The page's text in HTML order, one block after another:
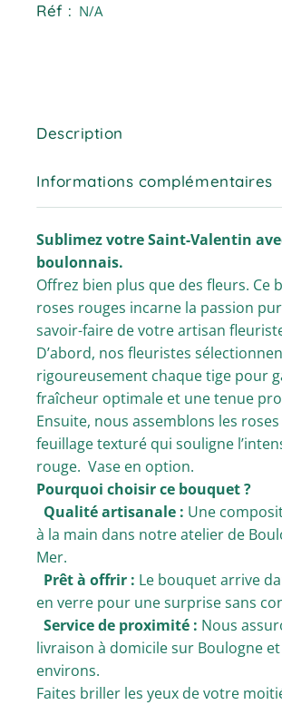
Réf : N/A
Description
Informations complémentaires
Sublimez votre Saint-Valentin
boulonnais.
Offrez bien plus que des fleurs. Ce
roses rouges incarne la passion
savoir-faire de votre artisan
D’abord, nos fleuristes
rigoureusement chaque tige pour
fraîcheur optimale et une tenue
Ensuite, nous assemblons les
feuillage texturé qui souligne
rouge. Vase en option.
Pourquoi choisir ce bouquet ?
Qualité artisanale : Une
à la main dans notre atelier de
Mer.
Prêt à offrir : Le bouquet arrive
en verre pour une surprise sans
Service de proximité : Nous
livraison à domicile sur Boulogne et
environs.
Faites briller les yeux de votre